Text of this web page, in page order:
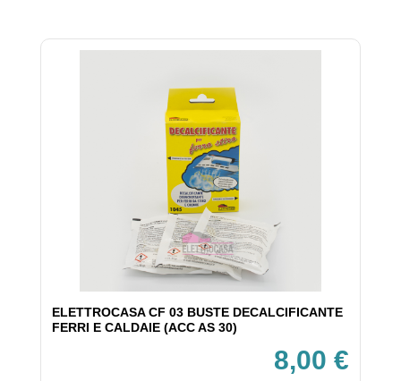
ELETTROCASA CF 03 BUSTE DECALCIFICANTE
FERRI E CALDAIE (ACC AS 30)
8,00 €